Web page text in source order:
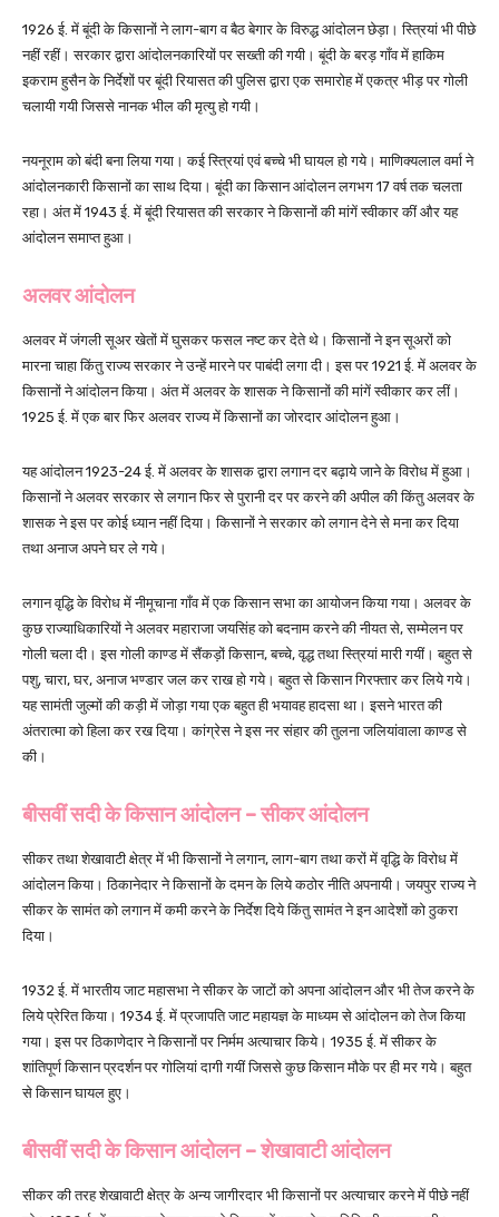
1926 ई. में बूंदी के किसानों ने लाग-बाग व बैठ बेगार के विरुद्ध आंदोलन छेड़ा। स्त्रियां भी पीछे
नहीं रहीं। सरकार द्वारा आंदोलनकारियों पर सख्ती की गयी। बूंदी के बरड़ गाँव में हाकिम
इकराम हुसैन के निर्देशों पर बूंदी रियासत की पुलिस द्वारा एक समारोह में एकत्र भीड़ पर गोली
चलायी गयी जिससे नानक भील की मृत्यु हो गयी।
नयनूराम को बंदी बना लिया गया। कई स्त्रियां एवं बच्चे भी घायल हो गये। माणिक्यलाल वर्मा ने
आंदोलनकारी किसानों का साथ दिया। बूंदी का किसान आंदोलन लगभग 17 वर्ष तक चलता
रहा। अंत में 1943 ई. में बूंदी रियासत की सरकार ने किसानों की मांगें स्वीकार कीं और यह
आंदोलन समाप्त हुआ।
अलवर आंदोलन
अलवर में जंगली सूअर खेतों में घुसकर फसल नष्ट कर देते थे। किसानों ने इन सूअरों को
मारना चाहा किंतु राज्य सरकार ने उन्हें मारने पर पाबंदी लगा दी। इस पर 1921 ई. में अलवर के
किसानों ने आंदोलन किया। अंत में अलवर के शासक ने किसानों की मांगें स्वीकार कर लीं।
1925 ई. में एक बार फिर अलवर राज्य में किसानों का जोरदार आंदोलन हुआ।
यह आंदोलन 1923-24 ई. में अलवर के शासक द्वारा लगान दर बढ़ाये जाने के विरोध में हुआ।
किसानों ने अलवर सरकार से लगान फिर से पुरानी दर पर करने की अपील की किंतु अलवर के
शासक ने इस पर कोई ध्यान नहीं दिया। किसानों ने सरकार को लगान देने से मना कर दिया
तथा अनाज अपने घर ले गये।
लगान वृद्धि के विरोध में नीमूचाना गाँव में एक किसान सभा का आयोजन किया गया। अलवर के
कुछ राज्याधिकारियों ने अलवर महाराजा जयसिंह को बदनाम करने की नीयत से, सम्मेलन पर
गोली चला दी। इस गोली काण्ड में सैंकड़ों किसान, बच्चे, वृद्ध तथा स्त्रियां मारी गयीं। बहुत से
पशु, चारा, घर, अनाज भण्डार जल कर राख हो गये। बहुत से किसान गिरफ्तार कर लिये गये।
यह सामंती जुल्मों की कड़ी में जोड़ा गया एक बहुत ही भयावह हादसा था। इसने भारत की
अंतरात्मा को हिला कर रख दिया। कांग्रेस ने इस नर संहार की तुलना जलियांवाला काण्ड से
की।
बीसवीं सदी के किसान आंदोलन –सीकर आंदोलन
सीकर तथा शेखावाटी क्षेत्र में भी किसानों ने लगान, लाग-बाग तथा करों में वृद्धि के विरोध में
आंदोलन किया। ठिकानेदार ने किसानों के दमन के लिये कठोर नीति अपनायी। जयपुर राज्य ने
सीकर के सामंत को लगान में कमी करने के निर्देश दिये किंतु सामंत ने इन आदेशों को ठुकरा
दिया।
1932 ई. में भारतीय जाट महासभा ने सीकर के जाटों को अपना आंदोलन और भी तेज करने के
लिये प्रेरित किया। 1934 ई. में प्रजापति जाट महायज्ञ के माध्यम से आंदोलन को तेज किया
गया। इस पर ठिकाणेदार ने किसानों पर निर्मम अत्याचार किये। 1935 ई. में सीकर के
शांतिपूर्ण किसान प्रदर्शन पर गोलियां दागी गयीं जिससे कुछ किसान मौके पर ही मर गये। बहुत
से किसान घायल हुए।
बीसवीं सदी के किसान आंदोलन –शेखावाटी आंदोलन
सीकर की तरह शेखावाटी क्षेत्र के अन्य जागीरदार भी किसानों पर अत्याचार करने में पीछे नहीं